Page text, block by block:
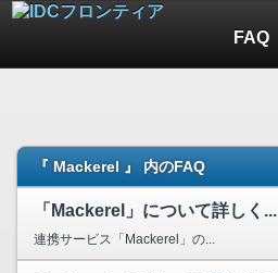
FAQ
『 Mackerel 』 内のFAQ
「Mackerel」について詳しく...
連携サービス「Mackerel」の...